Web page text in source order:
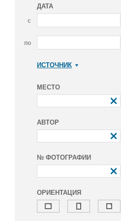
ДАТА
с
по
ИСТОЧНИК
МЕСТО
АВТОР
№ ФОТОГРАФИИ
ОРИЕНТАЦИЯ